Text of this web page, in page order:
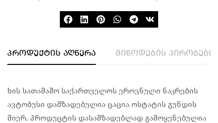
პროდუქტის აღწერა მიწოდების პირობები
ხის სათამაშო საქართველოს ეროვნული ნაკრების
ავტობუსი დამზადებულია ცაცია ოსტატის გუნდის
მიერ. პროდუცტის დასამზადებლად გამოყენებულია